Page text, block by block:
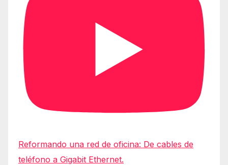
Reformando una red de oficina: De cables de
teléfono a Gigabit Ethernet.